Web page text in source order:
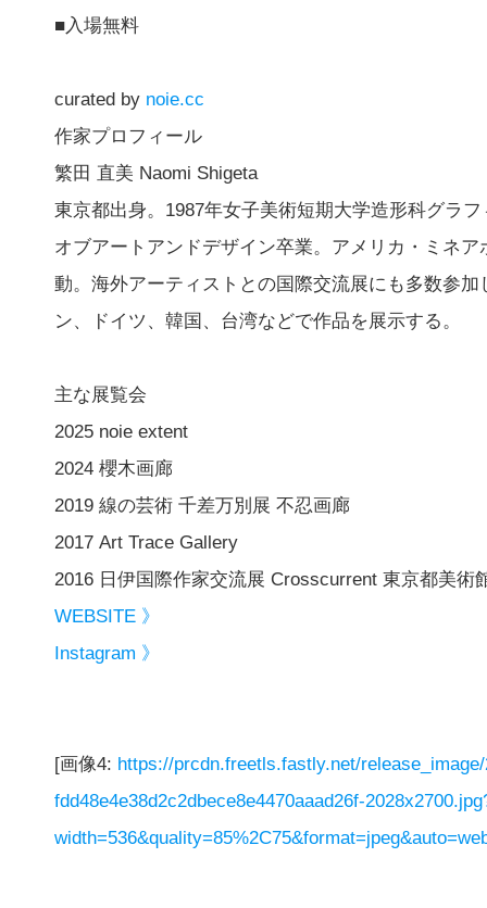
■入場無料
curated by noie.cc
作家プロフィール
繁田 直美 Naomi Shigeta
東京都出身。1987年女子美術短期大学造形科グラ
オブアートアンドデザイン卒業。アメリカ・ミネ
動。海外アーティストとの国際交流展にも多数参
ン、ドイツ、韓国、台湾などで作品を展示する。
主な展覧会
2025 noie extent
2024 櫻木画廊
2019 線の芸術 千差万別展 不忍画廊
2017 Art Trace Gallery
2016 日伊国際作家交流展 Crosscurrent 東京都美術
WEBSITE 》
Instagram 》
[画像4: https://prcdn.freetls.fastly.net/
fdd48e4e38d2c2dbece8e4470aaad26f-